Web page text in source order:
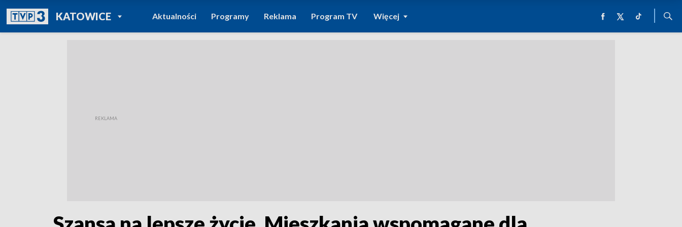
KATOWICEPOWRÓT DO
TVP REGIONY
Aktualności Programy Reklama Program TV Więcej